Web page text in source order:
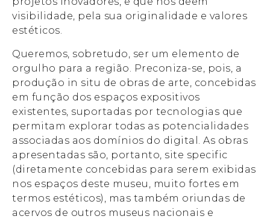
visibilidade, pela sua originalidade e valores
estéticos.
Queremos, sobretudo, ser um elemento de
orgulho para a região. Preconiza-se, pois, a
produção in situ de obras de arte, concebidas
em função dos espaços expositivos
existentes, suportadas por tecnologias que
permitam explorar todas as potencialidades
associadas aos domínios do digital. As obras
apresentadas são, portanto, site specific
(diretamente concebidas para serem exibidas
nos espaços deste museu, muito fortes em
termos estéticos), mas também oriundas de
acervos de outros museus nacionais e